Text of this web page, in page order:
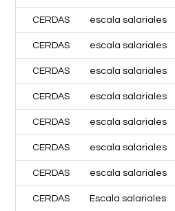
CERDAS escala salariales
CERDAS escala salariales
CERDAS escala salariales
CERDAS escala salariales
CERDAS escala salariales
CERDAS escala salariales
CERDAS escala salariales
CERDAS Escala salariales